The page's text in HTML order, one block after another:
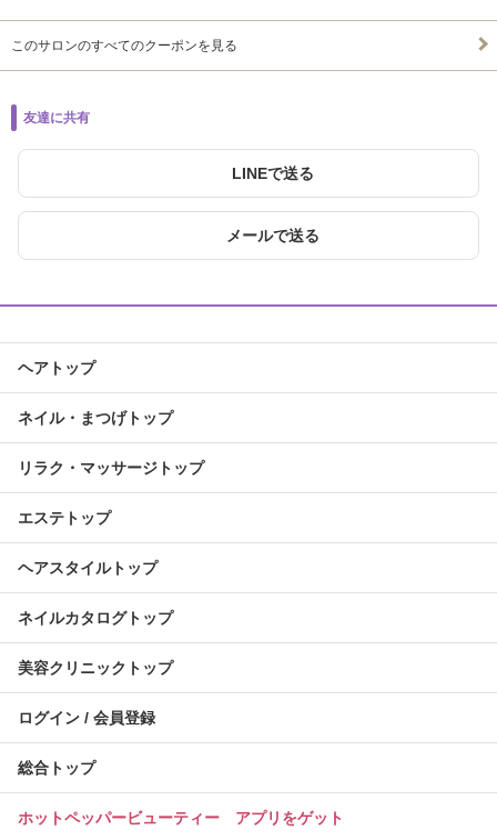
このサロンのすべてのクーポンを見る
友達に共有
LINEで送る
メールで送る
ヘアトップ
ネイル・まつげトップ
リラク・マッサージトップ
エステトップ
ヘアスタイルトップ
ネイルカタログトップ
美容クリニックトップ
ログイン / 会員登録
総合トップ
ホットペッパービューティー アプリをゲット